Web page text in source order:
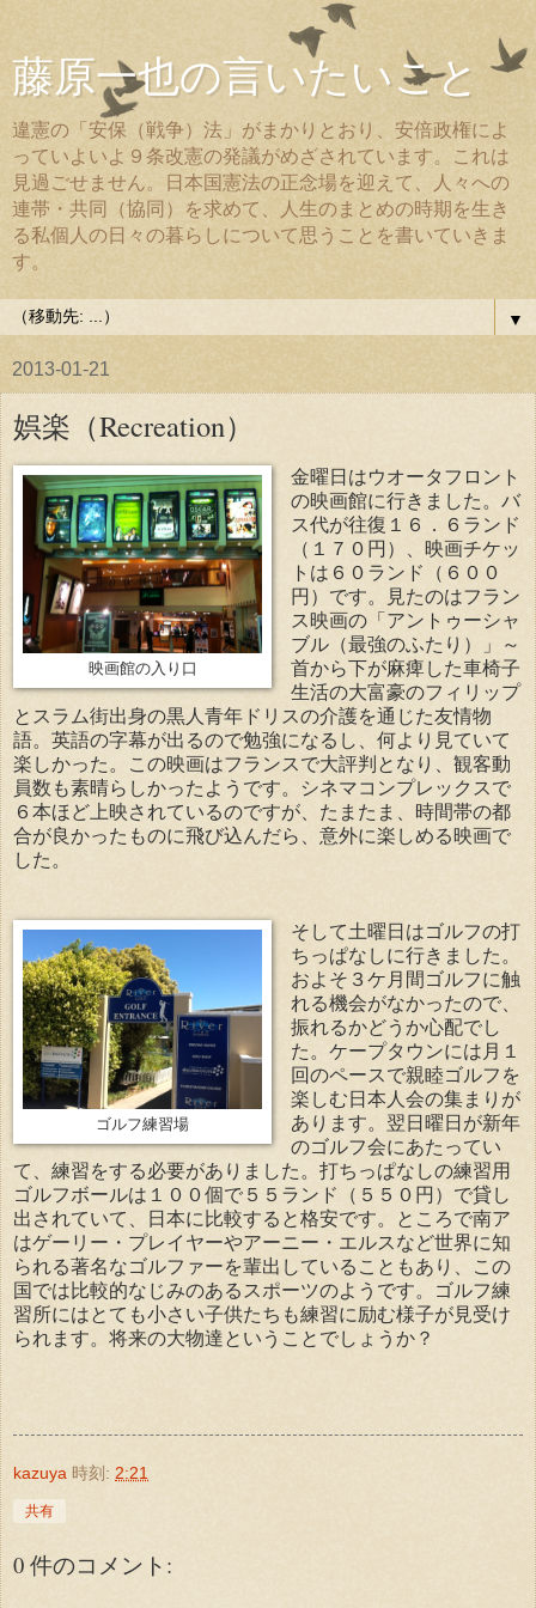
藤原一也の言いたいこと
違憲の「安保（戦争）法」がまかりとおり、安倍政権によ
っていよいよ９条改憲の発議がめざされています。これは
見過ごせません。日本国憲法の正念場を迎えて、人々への
連帯・共同（協同）を求めて、人生のまとめの時期を生き
る私個人の日々の暮らしについて思うことを書いていきま
す。
▼
2013-01-21
娯楽（Recreation）
映画館の入り口
金曜日はウオータフロント
の映画館に行きました。バ
ス代が往復１６．６ランド
（１７０円）、映画チケッ
トは６０ランド（６００
円）です。見たのはフラン
ス映画の「アントゥーシャ
ブル（最強のふたり）」～
首から下が麻痺した車椅子
生活の大富豪のフィリップ
とスラム街出身の黒人青年ドリスの介護を通じた友情物
語。英語の字幕が出るので勉強になるし、何より見ていて
楽しかった。この映画はフランスで大評判となり、観客動
員数も素晴らしかったようです。シネマコンプレックスで
６本ほど上映されているのですが、たまたま、時間帯の都
合が良かったものに飛び込んだら、意外に楽しめる映画で
した。
ゴルフ練習場
そして土曜日はゴルフの打
ちっぱなしに行きました。
およそ３ケ月間ゴルフに触
れる機会がなかったので、
振れるかどうか心配でし
た。ケープタウンには月１
回のペースで親睦ゴルフを
楽しむ日本人会の集まりが
あります。翌日曜日が新年
のゴルフ会にあたってい
て、練習をする必要がありました。打ちっぱなしの練習用
ゴルフボールは１００個で５５ランド（５５０円）で貸し
出されていて、日本に比較すると格安です。ところで南ア
はゲーリー・プレイヤーやアーニー・エルスなど世界に知
られる著名なゴルファーを輩出していることもあり、この
国では比較的なじみのあるスポーツのようです。ゴルフ練
習所にはとても小さい子供たちも練習に励む様子が見受け
られます。将来の大物達ということでしょうか？
kazuya 時刻: 2:21
共有
0 件のコメント: